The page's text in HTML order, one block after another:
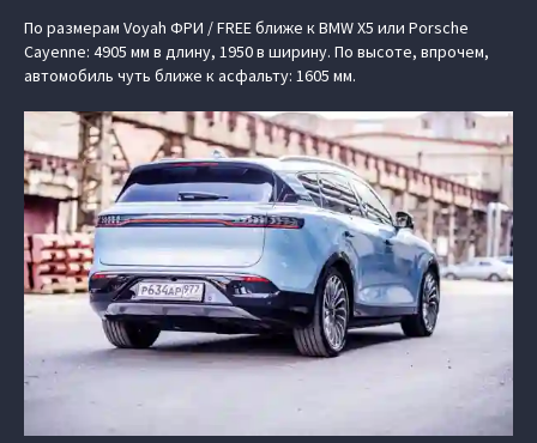
По размерам Voyah ФРИ / FREE ближе к BMW X5 или Porsche
Cayenne: 4905 мм в длину, 1950 в ширину. По высоте, впрочем,
автомобиль чуть ближе к асфальту: 1605 мм.